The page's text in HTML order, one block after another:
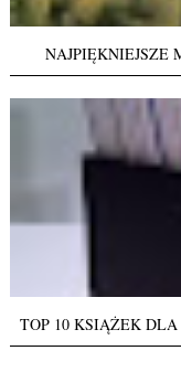
NAJPIĘKNIEJSZE
TOP 10 KSIĄŻEK